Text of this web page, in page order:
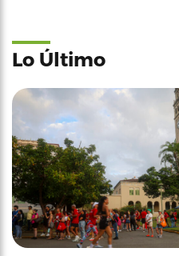
Lo Último